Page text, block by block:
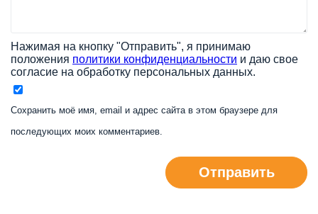
Нажимая на кнопку "Отправить", я принимаю
положения политики конфиденциальности и даю свое
согласие на обработку персональных данных.
Сохранить моё имя, email и адрес сайта в этом браузере для
последующих моих комментариев.
Отправить